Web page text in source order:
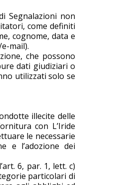
Segnalazioni non
come definiti
cognome, data e
mail).
che possono
dati giudiziari o
utilizzati solo se
illecite delle
con L’Iride
le necessarie
e l’adozione dei
6, par. 1, lett. c)
particolari di